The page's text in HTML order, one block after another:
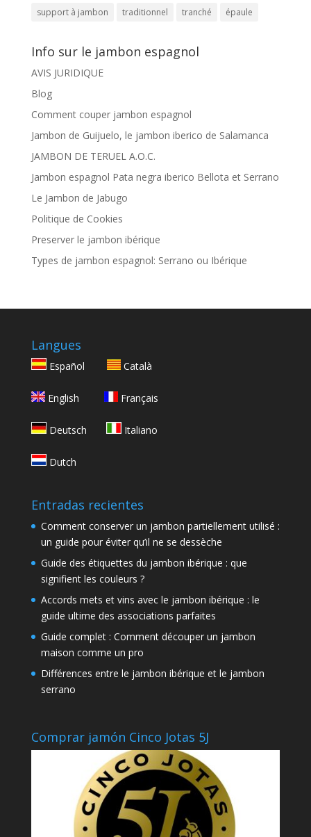
support à jambon
traditionnel tranché épaule
Info sur le jambon espagnol
AVIS JURIDIQUE
Blog
Comment couper jambon espagnol
Jambon de Guijuelo, le jambon iberico de Salamanca
JAMBON DE TERUEL A.O.C.
Jambon espagnol Pata negra iberico Bellota et Serrano
Le Jambon de Jabugo
Politique de Cookies
Preserver le jambon ibérique
Types de jambon espagnol: Serrano ou Ibérique
Langues
Español Català
English Français
Deutsch Italiano
Dutch
Entradas recientes
Comment conserver un jambon partiellement utilisé :
un guide pour éviter qu’il ne se dessèche
Guide des étiquettes du jambon ibérique : que
signifient les couleurs ?
Accords mets et vins avec le jambon ibérique : le
guide ultime des associations parfaites
Guide complet : Comment découper un jambon
maison comme un pro
Différences entre le jambon ibérique et le jambon
serrano
Comprar jamón Cinco Jotas 5J